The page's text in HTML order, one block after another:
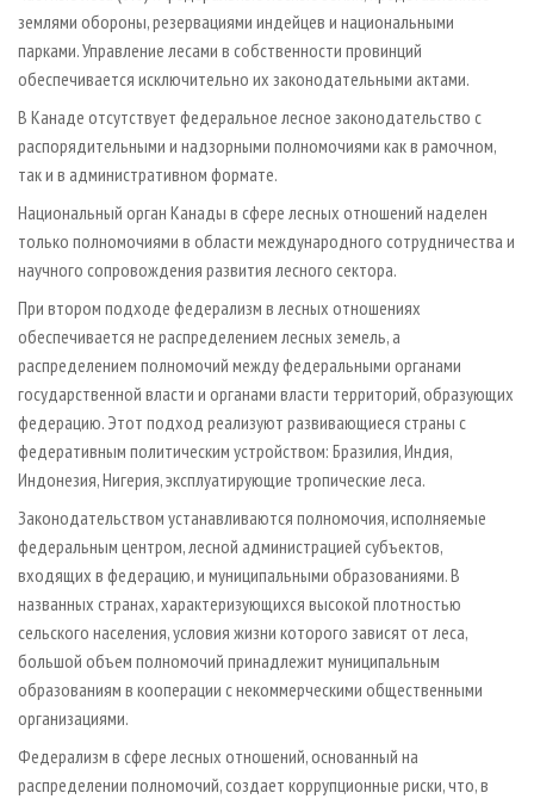
землями обороны, резервациями индейцев и национальными
парками. Управление лесами в собственности провинций
обеспечивается исключительно их законодательными актами.
В Канаде отсутствует федеральное лесное законодательство с
распорядительными и надзорными полномочиями как в рамочном,
так и в административном формате.
Национальный орган Канады в сфере лесных отношений наделен
только полномочиями в области международного сотрудничества и
научного сопровождения развития лесного сектора.
При втором подходе федерализм в лесных отношениях
обеспечивается не распределением лесных земель, а
распределением полномочий между федеральными органами
государственной власти и органами власти территорий, образующих
федерацию. Этот подход реализуют развивающиеся страны с
федеративным политическим устройством: Бразилия, Индия,
Индонезия, Нигерия, эксплуатирующие тропические леса.
Законодательством устанавливаются полномочия, исполняемые
федеральным центром, лесной администрацией субъектов,
входящих в федерацию, и муниципальными образованиями. В
названных странах, характеризующихся высокой плотностью
сельского населения, условия жизни которого зависят от леса,
большой объем полномочий принадлежит муниципальным
образованиям в кооперации с некоммерческими общественными
организациями.
Федерализм в сфере лесных отношений, основанный на
распределении полномочий, создает коррупционные риски, что, в